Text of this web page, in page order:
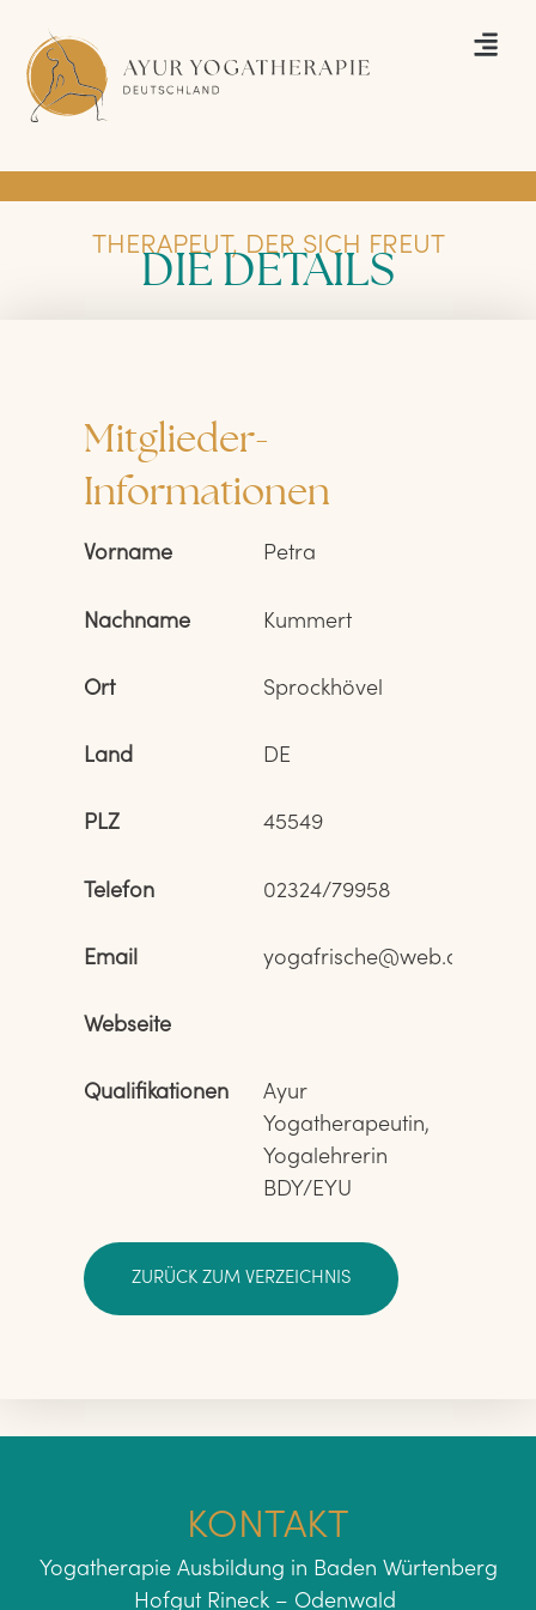
THERAPEUT, DER SICH FREUT
DIE DETAILS
Mitglieder-
Informationen
Vorname Petra
Nachname Kummert
Ort Sprockhövel
Land DE
PLZ 45549
Telefon 02324/79958
Email yogafrische@web.de
Webseite
Qualifikationen
Ayur
Yogatherapeutin,
Yogalehrerin
BDY/EYU
ZURÜCK ZUM VERZEICHNIS
KONTAKT
Yogatherapie Ausbildung in Baden Würtenberg
Hofgut Rineck – Odenwald